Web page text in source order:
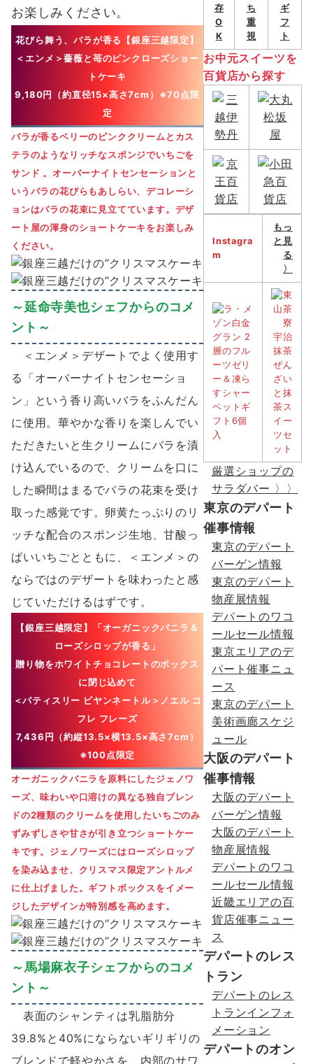
お楽しみください。
花びら舞う、バラが香る
【銀座三越限定】
＜エンメ＞薔薇と苺のピンクローズショー
トケーキ
9,180円（約直径15×⾼さ7cm） ※70点限
定
バラが⾹るベリーのピンククリームとカス
テラのようなリッチなスポンジでいちごを
サンド 。オーバーナイトセンセーションと
いうバラの花びらもあしらい、デコレーシ
ョンはバラの花束に⾒⽴てています。デザ
ート屋の渾⾝のショートケーキをお楽しみ
ください。
～延命寺美也シェフからのコメ
ント～
＜エンメ＞デザートでよく使⽤す
る「オーバーナイトセンセーショ
ン」という⾹り⾼いバラをふんだん
に使⽤。華やかな⾹りを楽しんでい
ただきたいと⽣クリームにバラを漬
け込んでいるので、クリームを⼝に
した瞬間はまるでバラの花束を受け
取った感覚です。卵⻩たっぷりのリ
ッチな配合のスポンジ⽣地、⽢酸っ
ぱいいちごとともに、＜エンメ＞の
ならではのデザートを味わったと感
じていただけるはずです。
【銀座三越限定】
「オーガニックバニラ＆
ローズシロップが香る」
贈り物をホワイトチョコレートのボックス
に閉じ込めて
＜パティスリー ビヤンネートル＞ノエル コ
フレ フレーズ
7,436円（約縦13.5×横13.5×⾼さ7cm）
※100点限定
オーガニックバニラを原料にしたジェノワ
ーズ、味わいや⼝溶けの異なる独⾃ブレン
ドの2種類のクリームを使⽤したいちごのみ
ずみずしさや⽢さが引き⽴つショートケー
キです。ジェノワーズにはローズシロップ
を染み込ませ、クリスマス限定アントルメ
に仕上げました。ギフトボックスをイメー
ジしたデザインが特別感を⾼めます。
～⾺場⿇⾐⼦シェフからのコメ
ント～
表⾯のシャンティは乳脂肪分
39.8%と40%にならないギリギリの
ブレンドで軽やかさを、内部のサワ
存
O
K
ち
重
視
ギ
フ
ト
お中元スイーツを
百貨店から探す
Instagra
m
もっ
と見
る
〉
厳選ショップの
サラダバー 〉〉
東京のデパート
催事情報
東京のデパート
バーゲン情報
東京のデパート
物産展情報
デパートのワコ
ールセール情報
東京エリアのデ
パート催事ニュ
ース
東京のデパート
美術画廊スケジ
ュール
大阪のデパート
催事情報
大阪のデパート
バーゲン情報
大阪のデパート
物産展情報
デパートのワコ
ールセール情報
近畿エリアの百
貨店催事ニュー
ス
デパートのレス
トラン
デパートのレス
トランインフォ
メーション
デパートのオン